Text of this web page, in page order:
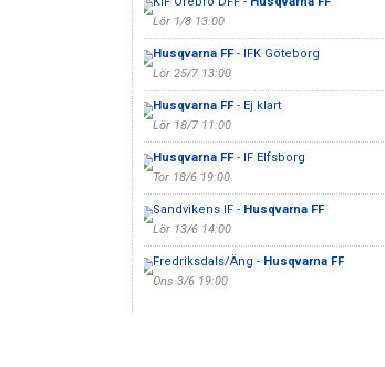
Lör 1/8 13:00
Husqvarna FF- IFK Göteborg
Lör 25/7 13:00
Husqvarna FF- Ej klart
Lör 18/7 11:00
Husqvarna FF- IF Elfsborg
Tor 18/6 19:00
Sandvikens IF - Husqvarna FF
Lör 13/6 14:00
Fredriksdals/Äng - Husqvarna FF
Ons 3/6 19:00